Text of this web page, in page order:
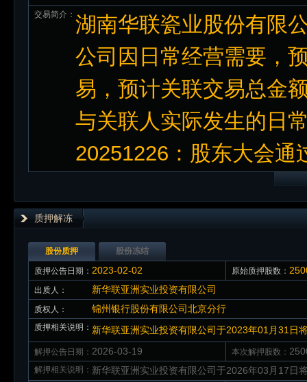
交易简介： 湖南华联瓷业股份有限
公司因日常经营需要，
易，预计关联交易总金
与关联人实际发生的日
20251226：股东大会通
质押解冻
股份质押 股份冻结
质押公告日期： 2023-02-02 原始质押股数：
出质人： 新华联亚洲实业投资有限公司
质权人： 锦州银行股份有限公司北京分行
质押相关说明： 新华联亚洲实业投资有限公司于2023年01月31日
解押公告日期： 2026-03-19 本次解押股数：
解押相关说明： 新华联亚洲实业投资有限公司于2026年03月17日